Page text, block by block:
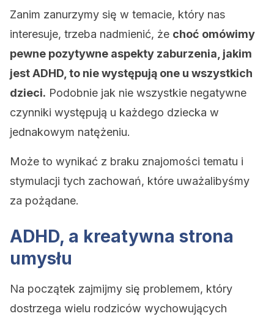
Zanim zanurzymy się w temacie, który nas
interesuje, trzeba nadmienić, że choć omówimy
pewne pozytywne aspekty zaburzenia, jakim
jest ADHD, to nie występują one u wszystkich
dzieci. Podobnie jak nie wszystkie negatywne
czynniki występują u każdego dziecka w
jednakowym natężeniu.
Może to wynikać z braku znajomości tematu i
stymulacji tych zachowań, które uważalibyśmy
za pożądane.
ADHD, a kreatywna strona
umysłu
Na początek zajmijmy się problemem, który
dostrzega wielu rodziców wychowujących